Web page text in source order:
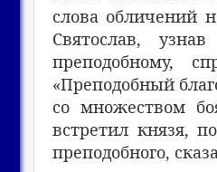
слова обличений
Святослав,
преподобному,
«Преподобный
со множеством
встретил князя,
преподобного,